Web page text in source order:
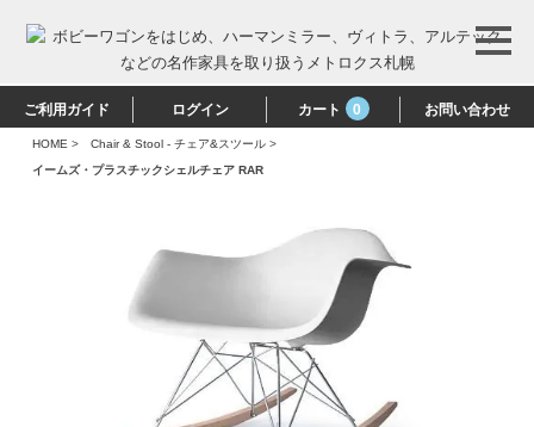
ご利用ガイド ログイン カート 0 お問い合わせ
HOME > Chair & Stool - チェア&スツール >
イームズ・プラスチックシェルチェア RAR